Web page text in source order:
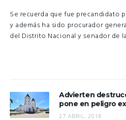
Se recuerda que fue precandidato
y además ha sido procurador
del Distrito Nacional y senador de
Advierten
pone en peligro
27 ABRIL, 2018